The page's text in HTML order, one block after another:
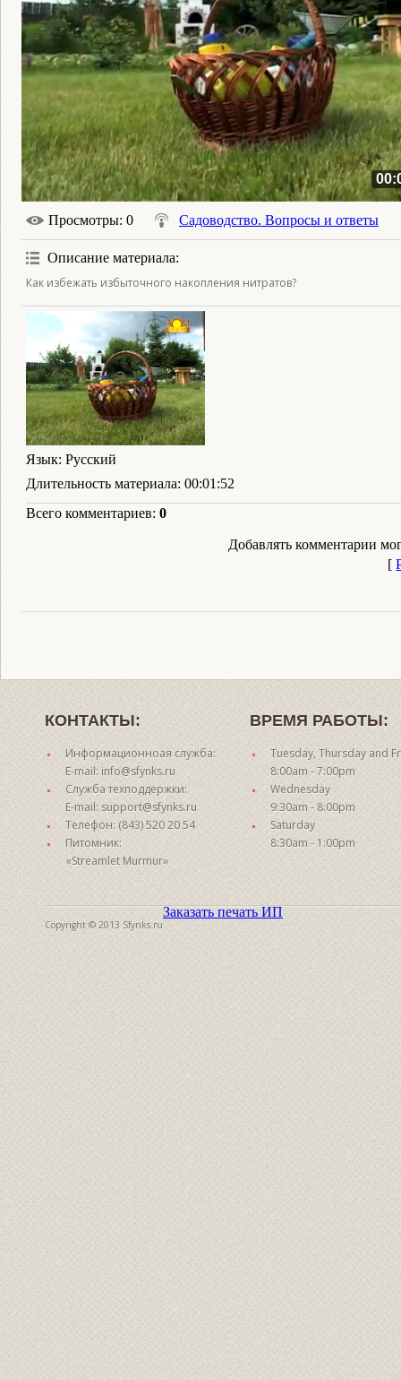
Просмотры: 0 Садоводство. Вопросы и ответы
Описание материала:
Как избежать избыточного накопления нитратов?
Язык: Русский
Длительность материала: 00:01:52
Всего комментариев: 0
Добавлять комментарии
[
КОНТАКТЫ:
Информационноая служба:
E-mail: info@sfynks.ru
Служба техподдержки:
E-mail: support@sfynks.ru
Телефон: (843) 520 20 54
Питомник:
«Streamlet Murmur»
ВРЕМЯ РАБОТЫ:
Tuesday, Thursday and
8:00am - 7:00pm
Wednesday
9:30am - 8:00pm
Saturday
8:30am - 1:00pm
Copyright © 2013 Sfynks.ru
Заказать печать ИП